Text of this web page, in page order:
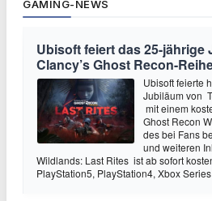
GAMING-NEWS
Ubisoft feiert das 25-jährige
Clancy’s Ghost Recon-
Ubisoft feierte
Jubiläum von
mit einem
Ghost Recon
des bei Fans
und weiteren
Wildlands: Last Rites ist ab sofort
PlayStation5, PlayStation4, Xbox